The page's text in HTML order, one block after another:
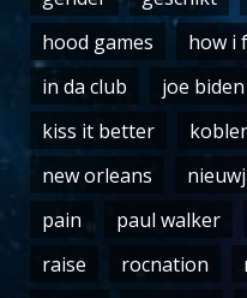
hood games
how i
in da club
joe biden
kiss it better
new orleans
pain
paul walker
raise
rocnation